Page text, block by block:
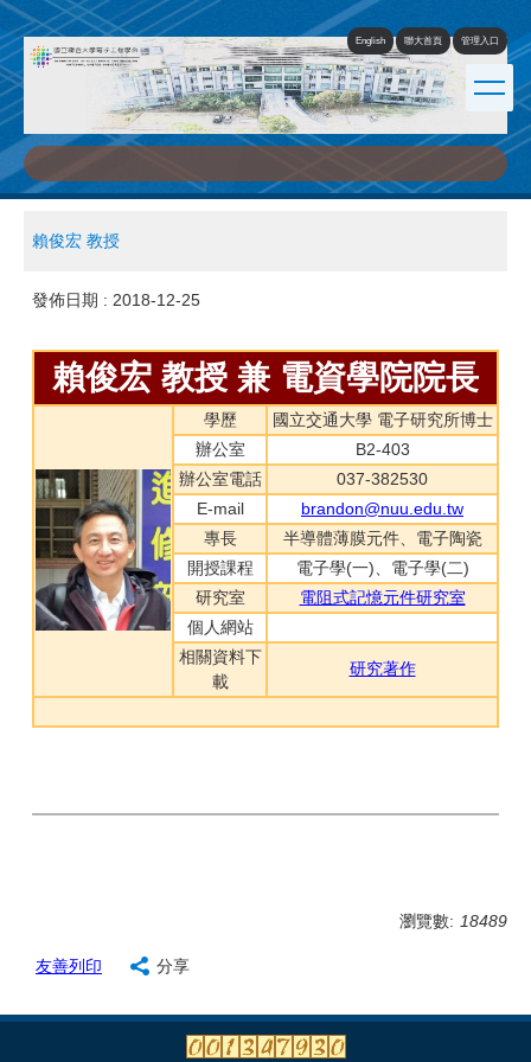
跳
到
主
要
內
容
區
English 聯大首頁 管理入口
賴俊宏 教授
發佈日期 : 2018-12-25
賴俊宏 教授 兼 電資學院院長
學歷
國立交通大學 電子研究所博士
辦公室
B2-403
辦公室電話
037-382530
E-mail
brandon@nuu.edu.tw
專長
半導體薄膜元件、電子陶瓷
開授課程
電子學(一)、電子學(二)
研究室
電阻式記憶元件研究室
個人網站
相關資料下
載
研究著作
瀏覽數: 18489
友善列印 分享